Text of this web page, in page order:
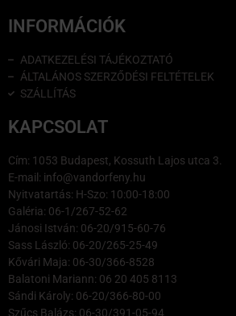
INFORMÁCIÓK
ADATKEZELÉSI TÁJÉKOZTATÓ
ÁLTALÁNOS SZERZŐDÉSI FELTÉTELEK
SZÁLLÍTÁS
KAPCSOLAT
Cím: 1053 Budapest, Kossuth Lajos utca 3.
E-mail: info@vandorfeny.hu
Nyitvatartás: H-Szo: 10:00-18:00
Galéria: 06-1/267-52-62
Jánosi István: 06-20/915-60-76
Sass László: 06-20/265-25-49
Kővári Maja: 06-30/366-8528
Balatoni Mariann: 06 20 405 8113
Sándi Károly: 06-20/366-80-00
Szűcs Balázs: 06-30/391-05-94